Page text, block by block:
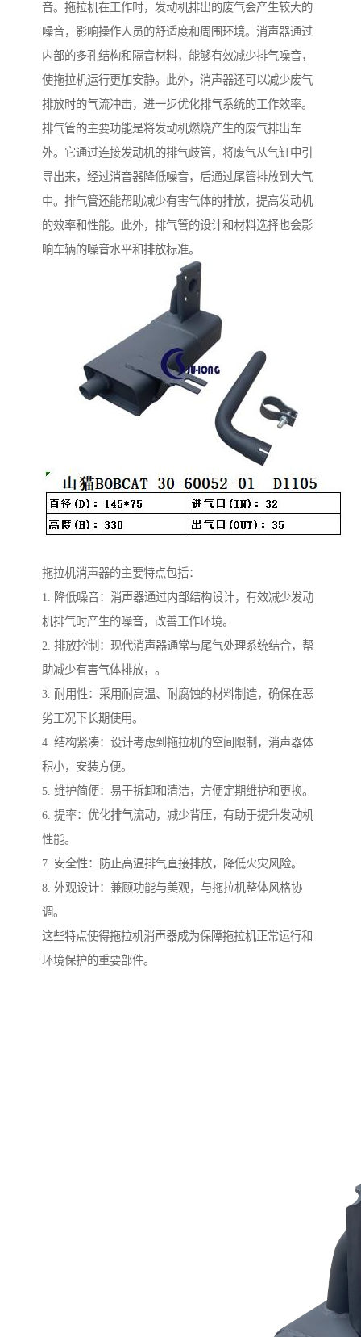
音。拖拉机在工作时，发动机排出的废气会产生较大的
噪音，影响操作人员的舒适度和周围环境。消声器通过
内部的多孔结构和隔音材料，能够有效减少排气噪音，
使拖拉机运行更加安静。此外，消声器还可以减少废气
排放时的气流冲击，进一步优化排气系统的工作效率。
排气管的主要功能是将发动机燃烧产生的废气排出车
外。它通过连接发动机的排气歧管，将废气从气缸中引
导出来，经过消音器降低噪音，后通过尾管排放到大气
中。排气管还能帮助减少有害气体的排放，提高发动机
的效率和性能。此外，排气管的设计和材料选择也会影
响车辆的噪音水平和排放标准。
拖拉机消声器的主要特点包括：
1. 降低噪音：消声器通过内部结构设计，有效减少发动
机排气时产生的噪音，改善工作环境。
2. 排放控制：现代消声器通常与尾气处理系统结合，帮
助减少有害气体排放，。
3. 耐用性：采用耐高温、耐腐蚀的材料制造，确保在恶
劣工况下长期使用。
4. 结构紧凑：设计考虑到拖拉机的空间限制，消声器体
积小，安装方便。
5. 维护简便：易于拆卸和清洁，方便定期维护和更换。
6. 提率：优化排气流动，减少背压，有助于提升发动机
性能。
7. 安全性：防止高温排气直接排放，降低火灾风险。
8. 外观设计：兼顾功能与美观，与拖拉机整体风格协
调。
这些特点使得拖拉机消声器成为保障拖拉机正常运行和
环境保护的重要部件。